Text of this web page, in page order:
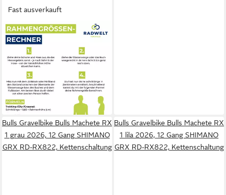
Fast ausverkauft
BULLS
Gravelbike Bulls Grinder 3
beige 2026
52 cm Rahmenhöhe
Gänge
Zul. Gesamtgewicht
1.589,00 €
46,13 €mtl. in 48 Raten
in 5-6 Werktagen bei dir
Bulls Gravelbike Bulls Machete RX
1 grau 2026, 12 Gang SHIMANO
GRX RD-RX822, Kettenschaltung
Bulls Gravelbike Bulls Machete RX
1 lila 2026, 12 Gang SHIMANO
GRX RD-RX822, Kettenschaltung